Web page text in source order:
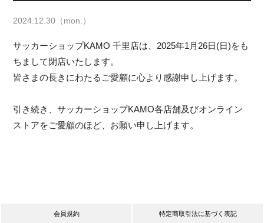
2024.12.30（mon.）
サッカーショップKAMO 千里店は、2025年1月26日(日)をも
ちまして閉店いたします。
皆さまの長きにわたるご愛顧に心より感謝申し上げます。
引き続き、サッカーショップKAMO各店舗及びオンライン
ストアをご愛顧のほど、お願い申し上げます。
会員規約 特定商取引法に基づく表記